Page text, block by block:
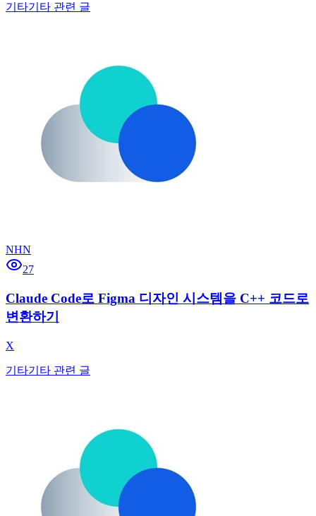
기타기타 관련 글
NHN
27
Claude Code로 Figma 디자인 시스템을 C++ 코드로
변환하기
X
기타기타 관련 글